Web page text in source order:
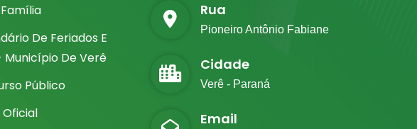
De Feriados E
Município De Verê
Público
Oficial
Rua
Pioneiro Antônio Fabiane
Cidade
Verê - Paraná
Email